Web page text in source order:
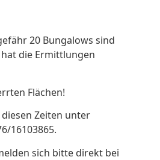
20 Bungalows sind
die Ermittlungen
Flächen!
Zeiten unter
16103865.
sich bitte direkt bei